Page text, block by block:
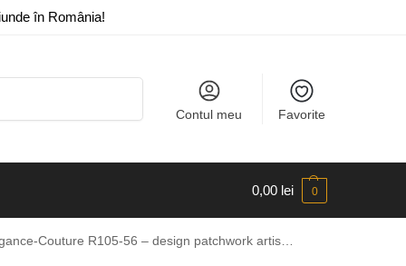
în România!
Contul meu Favorite
0,00 lei 0
R105-56 – design patchwork artistic și personalitate unică